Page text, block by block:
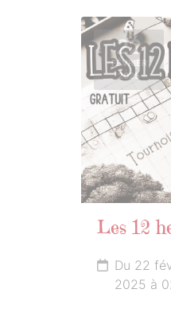
22
FÉVRIER
2025
Les 12
Du 22
2025 à